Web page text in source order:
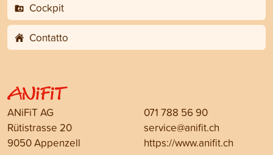
Cockpit
Contatto
ANiFiT AG
Rütistrasse 20
9050 Appenzell
071 788 56 90
service@anifit.ch
https://www.anifit.ch